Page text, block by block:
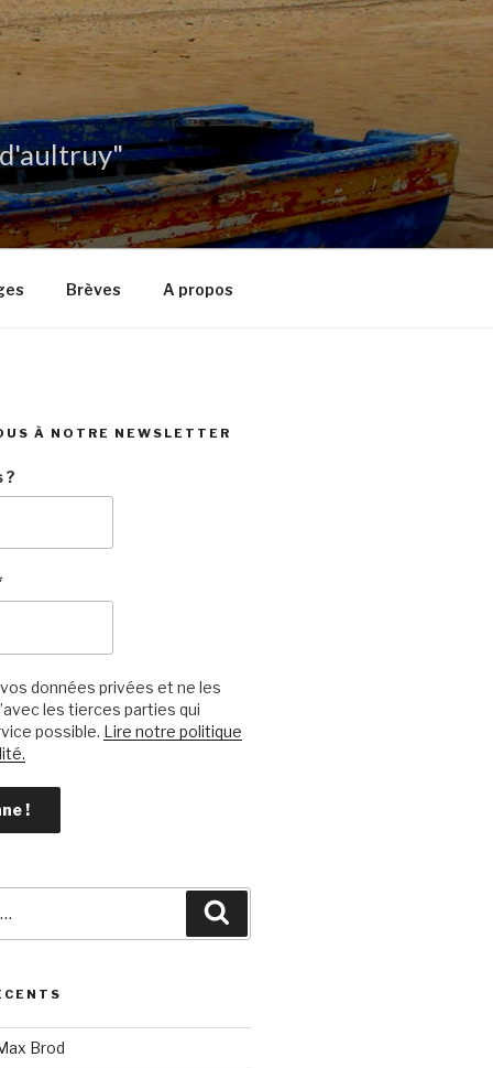
Brèves A propos
À NOTRE NEWSLETTER
?
données privées et ne les
les tierces parties qui
possible. Lire notre politique
Brod